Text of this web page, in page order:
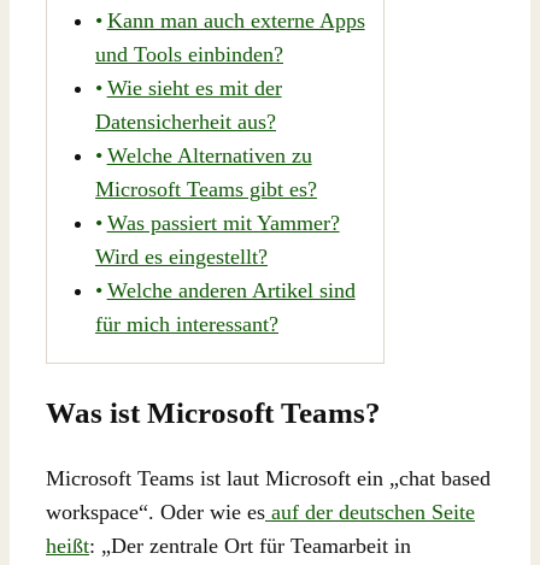
Kann man auch externe Apps
und Tools einbinden?
Wie sieht es mit der
Datensicherheit aus?
Welche Alternativen zu
Microsoft Teams gibt es?
Was passiert mit Yammer?
Wird es eingestellt?
Welche anderen Artikel sind
für mich interessant?
Was ist Microsoft Teams?
Microsoft Teams ist laut Microsoft ein „chat based
workspace“. Oder wie es auf der deutschen Seite
heißt: „Der zentrale Ort für Teamarbeit in